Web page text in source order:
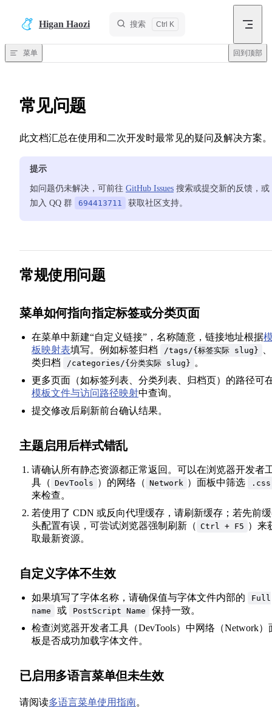
Higan Haozi 搜索
菜单 回到顶部
常见问题
此文档汇总在使用和二次开发时最常见的疑问及解决方案。
提示
如问题仍未解决，可前往 GitHub Issues 搜索或提交新的反馈，或
加入 QQ 群
694413711 获取社区支持。
常规使用问题
菜单如何指向指定标签或分类页面
在菜单中新建“自定义链接”，名称随意，链接地址根据
板映射表填写。例如标签归档 /tags/{标签实际 slug}
类归档
/categories/{分类实际 slug} 。
更多页面（如标签列表、分类列表、归档页）的路径可
模板文件与访问路径映射中查询。
提交修改后刷新前台确认结果。
主题启用后样式错乱
请确认所有静态资源都正常返回。可以在浏览器开发者
具（ DevTools ）的网络（ Network ）面板中筛选 .css
来检查。
若使用了 CDN 或反向代理缓存，请刷新缓存；若先前
头配置有误，可尝试浏览器强制刷新（ Ctrl + F5 ）来
取最新资源。
自定义字体不生效
如果填写了字体名称，请确保值与字体文件内部的
Full
name
或 PostScript Name
保持一致。
检查浏览器开发者工具（DevTools）中网络（Network）
板是否成功加载字体文件。
已启用多语言菜单但未生效
请阅读多语言菜单使用指南。